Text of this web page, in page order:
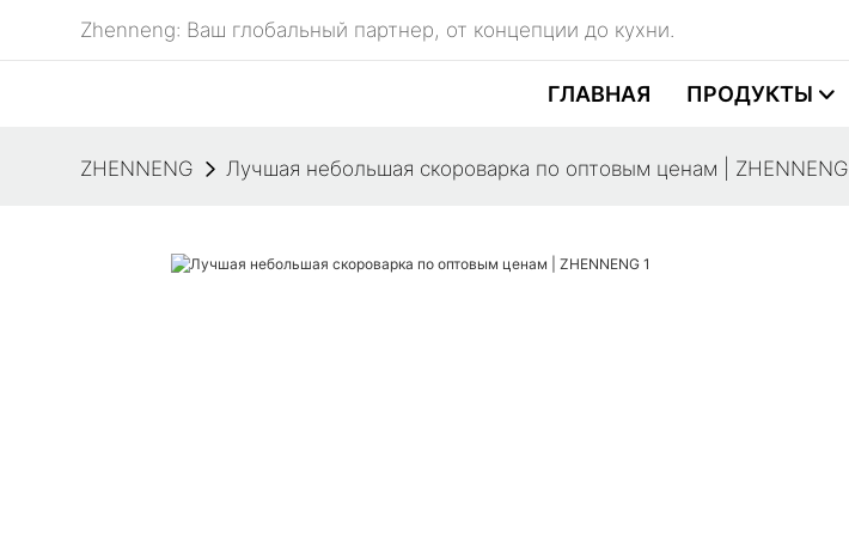
Zhenneng: Ваш глобальный партнер, от концепции до кухни.
ГЛАВНАЯ ПРОДУКТЫ
ZHENNENG Лучшая небольшая скороварка по оптовым ценам | ZHENNENG